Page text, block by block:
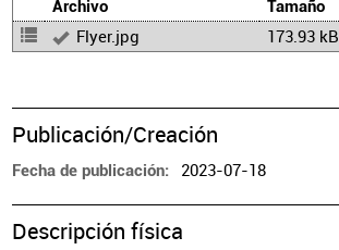
Archivo Tamaño
Flyer.jpg 173.93 kB
Publicación/Creación
Fecha de publicación 2023-07-18
Descripción física